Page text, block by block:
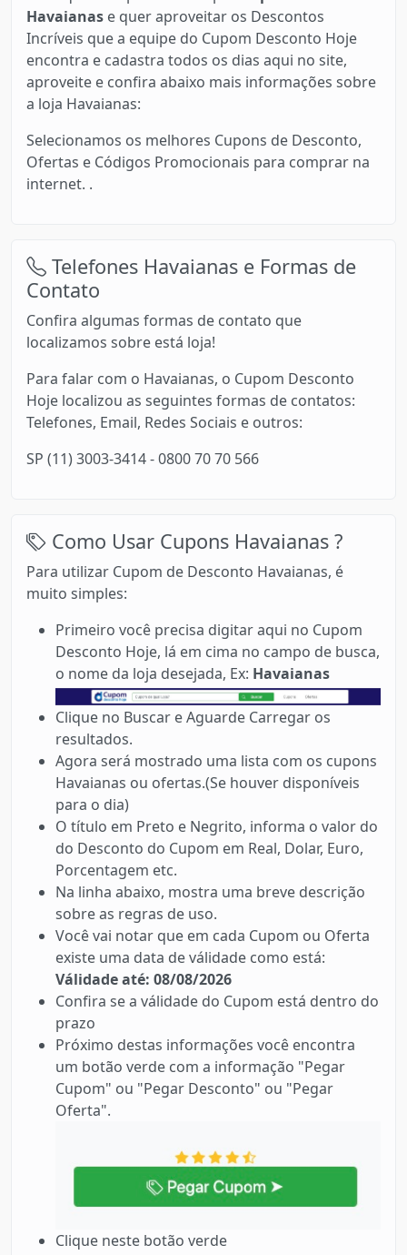
Havaianas e quer aproveitar os Descontos
Incríveis que a equipe do Cupom Desconto Hoje
encontra e cadastra todos os dias aqui no site,
aproveite e confira abaixo mais informações sobre
a loja Havaianas:
Selecionamos os melhores Cupons de Desconto,
Ofertas e Códigos Promocionais para comprar na
internet. .
Telefones Havaianas e Formas de
Contato
Confira algumas formas de contato que
localizamos sobre está loja!
Para falar com o Havaianas, o Cupom Desconto
Hoje localizou as seguintes formas de contatos:
Telefones, Email, Redes Sociais e outros:
SP (11) 3003-3414 - 0800 70 70 566
Como Usar Cupons Havaianas ?
Para utilizar Cupom de Desconto Havaianas, é
muito simples:
Primeiro você precisa digitar aqui no Cupom
Desconto Hoje, lá em cima no campo de busca,
o nome da loja desejada, Ex: Havaianas
Clique no Buscar e Aguarde Carregar os
resultados.
Agora será mostrado uma lista com os cupons
Havaianas ou ofertas.(Se houver disponíveis
para o dia)
O título em Preto e Negrito, informa o valor do
do Desconto do Cupom em Real, Dolar, Euro,
Porcentagem etc.
Na linha abaixo, mostra uma breve descrição
sobre as regras de uso.
Você vai notar que em cada Cupom ou Oferta
existe uma data de válidade como está:
Válidade até: 08/08/2026
Confira se a válidade do Cupom está dentro do
prazo
Próximo destas informações você encontra
um botão verde com a informação "Pegar
Cupom" ou "Pegar Desconto" ou "Pegar
Oferta".
Clique neste botão verde